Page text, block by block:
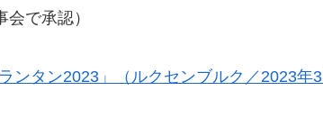
で承認）
ンタン2023」（ルクセンブルク／2023年